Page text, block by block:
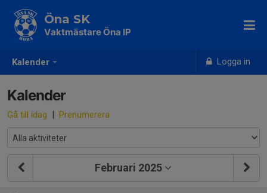
Kalender Logga in
Öna SK
Vaktmästare Öna IP
Kalender
Gå till idag | Prenumerera
Februari 2025